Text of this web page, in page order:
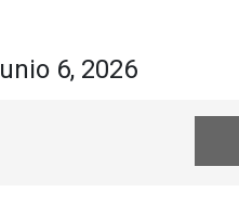
6, 2026